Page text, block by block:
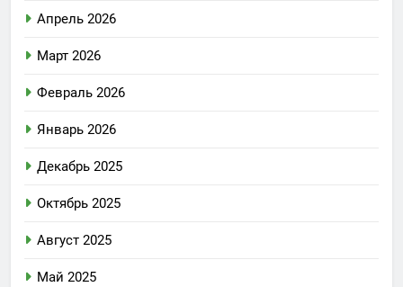
Апрель 2026
Март 2026
Февраль 2026
Январь 2026
Декабрь 2025
Октябрь 2025
Август 2025
Май 2025